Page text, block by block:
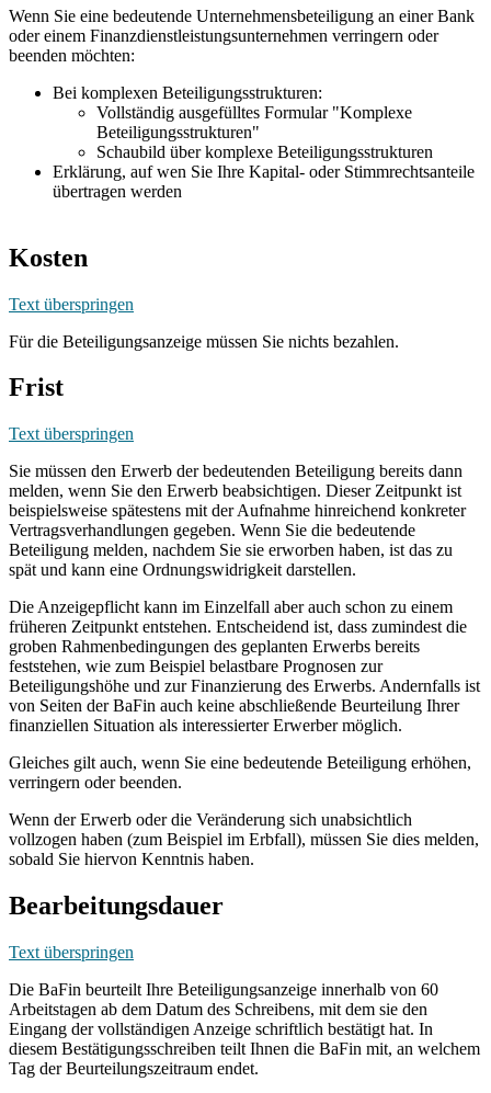
Wenn Sie eine bedeutende Unternehmensbeteiligung an einer Bank
oder einem Finanzdienstleistungsunternehmen verringern oder
beenden möchten:
Bei komplexen Beteiligungsstrukturen:
Vollständig ausgefülltes Formular "Komplexe
Beteiligungsstrukturen"
Schaubild über komplexe Beteiligungsstrukturen
Erklärung, auf wen Sie Ihre Kapital- oder Stimmrechtsanteile
übertragen werden
Kosten
Text überspringen
Für die Beteiligungsanzeige müssen Sie nichts bezahlen.
Frist
Text überspringen
Sie müssen den Erwerb der bedeutenden Beteiligung bereits dann
melden, wenn Sie den Erwerb beabsichtigen. Dieser Zeitpunkt ist
beispielsweise spätestens mit der Aufnahme hinreichend konkreter
Vertragsverhandlungen gegeben. Wenn Sie die bedeutende
Beteiligung melden, nachdem Sie sie erworben haben, ist das zu
spät und kann eine Ordnungswidrigkeit darstellen.
Die Anzeigepflicht kann im Einzelfall aber auch schon zu einem
früheren Zeitpunkt entstehen. Entscheidend ist, dass zumindest die
groben Rahmenbedingungen des geplanten Erwerbs bereits
feststehen, wie zum Beispiel belastbare Prognosen zur
Beteiligungshöhe und zur Finanzierung des Erwerbs. Andernfalls ist
von Seiten der BaFin auch keine abschließende Beurteilung Ihrer
finanziellen Situation als interessierter Erwerber möglich.
Gleiches gilt auch, wenn Sie eine bedeutende Beteiligung erhöhen,
verringern oder beenden.
Wenn der Erwerb oder die Veränderung sich unabsichtlich
vollzogen haben (zum Beispiel im Erbfall), müssen Sie dies melden,
sobald Sie hiervon Kenntnis haben.
Bearbeitungsdauer
Text überspringen
Die BaFin beurteilt Ihre Beteiligungsanzeige innerhalb von 60
Arbeitstagen ab dem Datum des Schreibens, mit dem sie den
Eingang der vollständigen Anzeige schriftlich bestätigt hat. In
diesem Bestätigungsschreiben teilt Ihnen die BaFin mit, an welchem
Tag der Beurteilungszeitraum endet.